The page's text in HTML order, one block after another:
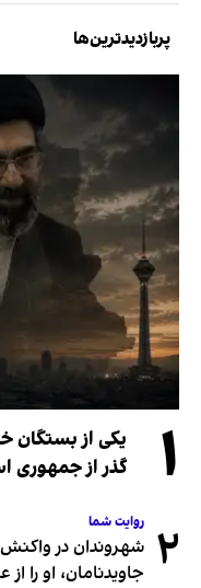
پربازدیدترین‌ها
۱
یکی از بستگان
گذر از جمهوری
۲ روایت شما
شهروندان در واکنش
جاویدنامان، او را